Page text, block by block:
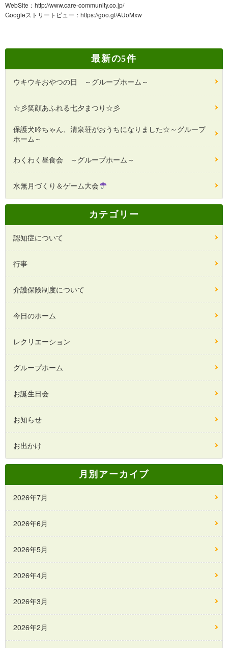
WebSite： http://www.care-community.co.jp/
Googleストリートビュー： https://goo.gl/AUoMxw
最新の5件
ウキウキおやつの日 ～グループホーム～
☆彡笑顔あふれる七夕まつり☆彡
保護犬吟ちゃん、清泉荘がおうちになりました☆～グループ
ホーム～
わくわく昼食会 ～グループホーム～
水無月づくり＆ゲーム大会
カテゴリー
認知症について
行事
介護保険制度について
今日のホーム
レクリエーション
グループホーム
お誕生日会
お知らせ
お出かけ
月別アーカイブ
2026年7月
2026年6月
2026年5月
2026年4月
2026年3月
2026年2月